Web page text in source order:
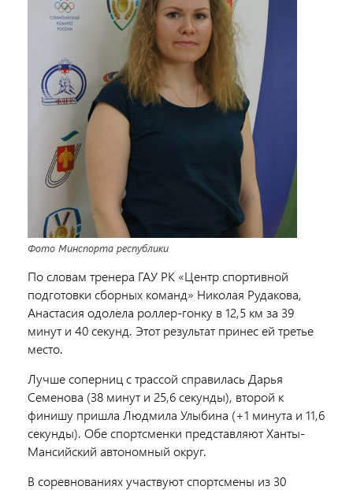
Фото Минспорта республики
По словам тренера ГАУ РК «Центр спортивной
подготовки сборных команд» Николая Рудакова,
Анастасия одолела роллер-гонку в 12,5 км за 39
минут и 40 секунд. Этот результат принес ей третье
место.
Лучше соперниц с трассой справилась Дарья
Семенова (38 минут и 25,6 секунды), второй к
финишу пришла Людмила Улыбина (+1 минута и 11,6
секунды). Обе спортсменки представляют Ханты-
Мансийский автономный округ.
В соревнованиях участвуют спортсмены из 30